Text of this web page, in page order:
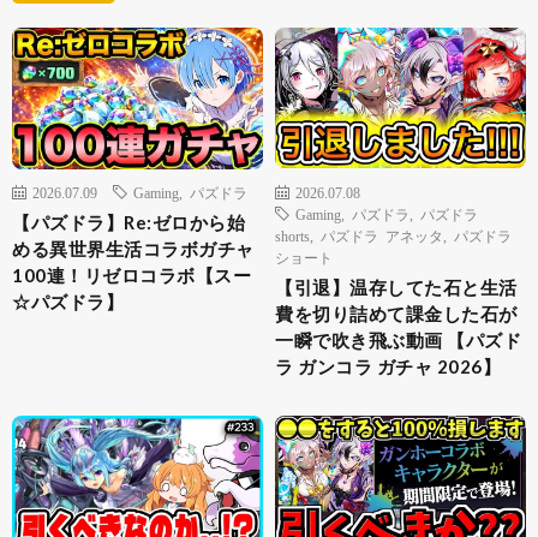
2026.07.09 Gaming パズドラ
【パズドラ】Re:ゼロから始
める異世界生活コラボガチャ
100連！リゼロコラボ【スー
☆パズドラ】
2026.07.08
Gaming
パズドラ
パズドラ
shorts
パズドラ アネッタ
パズドラ
ショート
【引退】温存してた石と生活
費を切り詰めて課金した石が
一瞬で吹き飛ぶ動画 【パズド
ラ ガンコラ ガチャ 2026】